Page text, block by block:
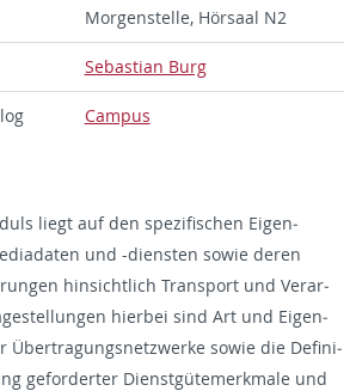
Mor­gen­stelle, Hörsaal N2
Se­bas­t­ian Burg
Cam­pus
liegt auf den spez­i­fis­chen Eigen­
und -di­en­sten sowie deren
hin­sichtlich Trans­port und Ve­r­ar­
hi­er­bei sind Art und Eigen­
Übertra­gungsnet­zw­erke sowie die De­f­i­n­i­
geforderter Di­en­stgütemerk­male und